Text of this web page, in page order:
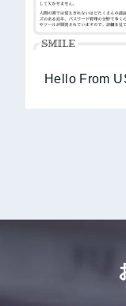
Hello From